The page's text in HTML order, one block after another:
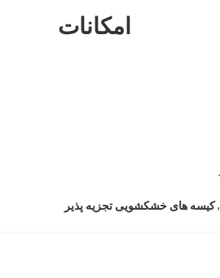
امکانات
,کیسه های خشکشویی تجزیه پذیر